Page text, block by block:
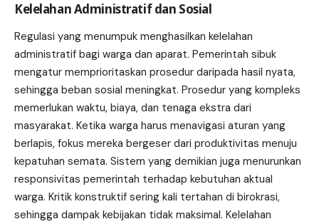
Kelelahan Administratif dan Sosial
Regulasi yang menumpuk menghasilkan kelelahan
administratif bagi warga dan aparat. Pemerintah sibuk
mengatur memprioritaskan prosedur daripada hasil nyata,
sehingga beban sosial meningkat. Prosedur yang kompleks
memerlukan waktu, biaya, dan tenaga ekstra dari
masyarakat. Ketika warga harus menavigasi aturan yang
berlapis, fokus mereka bergeser dari produktivitas menuju
kepatuhan semata. Sistem yang demikian juga menurunkan
responsivitas pemerintah terhadap kebutuhan aktual
warga. Kritik konstruktif sering kali tertahan di birokrasi,
sehingga dampak kebijakan tidak maksimal. Kelelahan